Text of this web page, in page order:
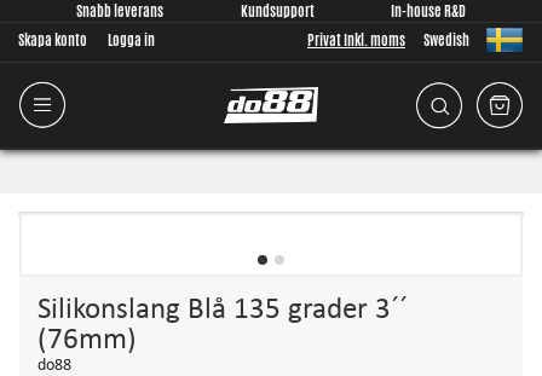
Snabb leverans Kundsupport
In-house R&D
Skapa konto
Logga in Privat Inkl. moms Swedish
Silikonslang Blå 135 grader 3´´
(76mm)
do88